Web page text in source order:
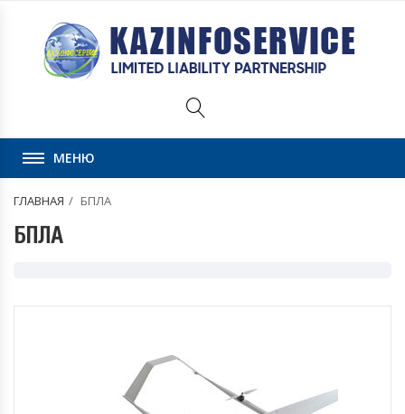
МЕНЮ
ГЛАВНАЯ БПЛА
БПЛА